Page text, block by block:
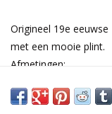
Origineel 19e
met een mooie plint.
Afmetingen:
49 cm Hoogte 19,29